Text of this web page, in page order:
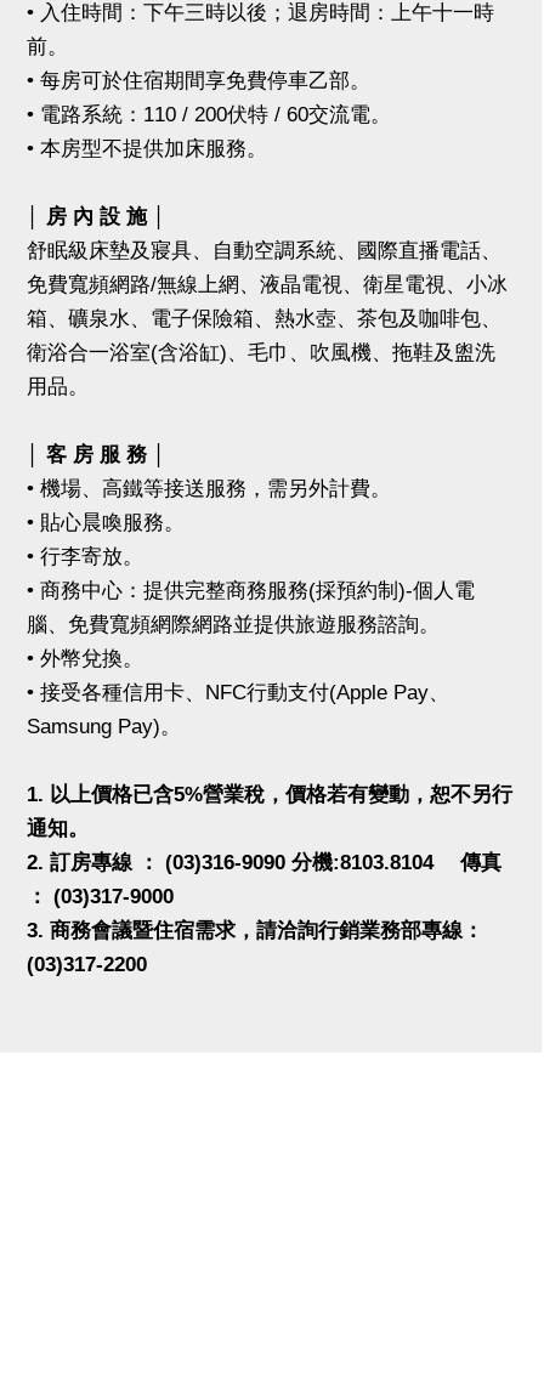
• 入住時間：下午三時以後；退房時間：上午十一時
前。
• 每房可於住宿期間享免費停車乙部。
• 電路系統：110 / 200伏特 / 60交流電。
• 本房型不提供加床服務。
│ 房 內 設 施 │
舒眠級床墊及寢具、自動空調系統、國際直播電話、
免費寬頻網路/無線上網、液晶電視、衛星電視、小冰
箱、礦泉水、電子保險箱、熱水壺、茶包及咖啡包、
衛浴合一浴室(含浴缸)、毛巾、吹風機、拖鞋及盥洗
用品。
│ 客 房 服 務 │
• 機場、高鐵等接送服務，需另外計費。
• 貼心晨喚服務。
• 行李寄放。
• 商務中心：提供完整商務服務(採預約制)-個人電
腦、免費寬頻網際網路並提供旅遊服務諮詢。
• 外幣兌換。
• 接受各種信用卡、NFC行動支付(Apple Pay、
Samsung Pay)。
1. 以上價格已含5%營業稅，價格若有變動，恕不另行
通知。
2. 訂房專線 ： (03)316-9090 分機:8103.8104 傳真
： (03)317-9000
3. 商務會議暨住宿需求，請洽詢行銷業務部專線：
(03)317-2200